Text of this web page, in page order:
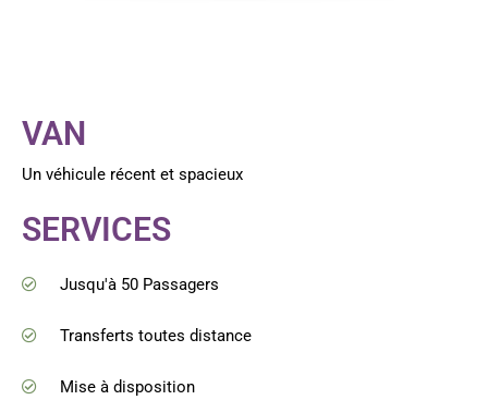
VAN
Un véhicule récent et spacieux
SERVICES
Jusqu'à 50 Passagers
Transferts toutes distance
Mise à disposition